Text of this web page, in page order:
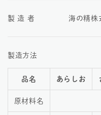
製 造 者 海の精株
製造方法
品名 あらしお
原材料名